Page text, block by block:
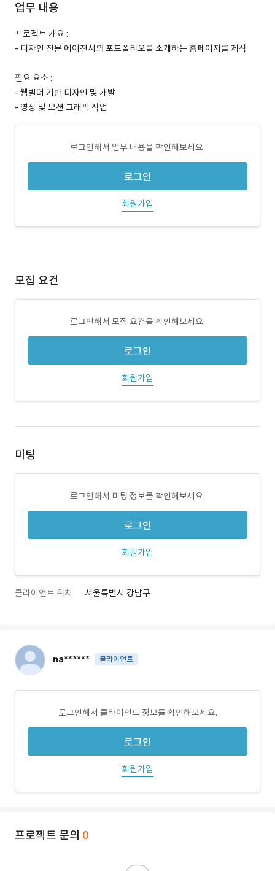
업무 내용
프로젝트 개요 :
- 디자인 전문 에이전시의 포트폴리오를 소개하는 홈페이지를 제작
필요 요소 :
- 웹빌더 기반 디자인 및 개발
- 영상 및 모션 그래픽 작업
로그인해서 업무 내용을 확인해보세요.
로그인
회원가입
모집 요건
로그인해서 모집 요건을 확인해보세요.
로그인
회원가입
미팅
로그인해서 미팅 정보를 확인해보세요.
로그인
회원가입
클라이언트 위치 서울특별시 강남구
na****** 클라이언트
로그인해서 클라이언트 정보를 확인해보세요.
로그인
회원가입
프로젝트 문의 0